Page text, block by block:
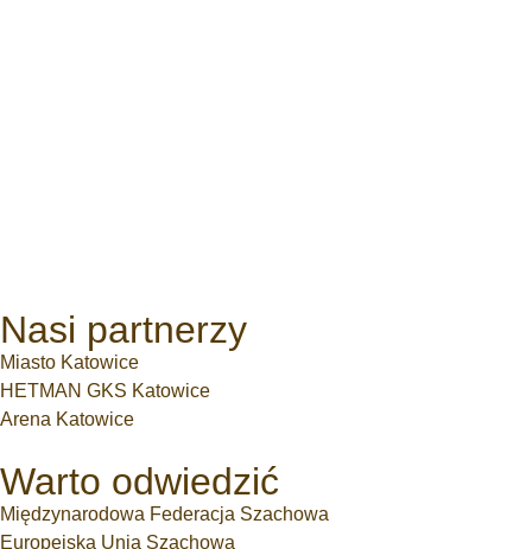
Nasi partnerzy
Miasto Katowice
HETMAN GKS Katowice
Arena Katowice
Warto odwiedzić
Międzynarodowa Federacja Szachowa
Europejska Unia Szachowa